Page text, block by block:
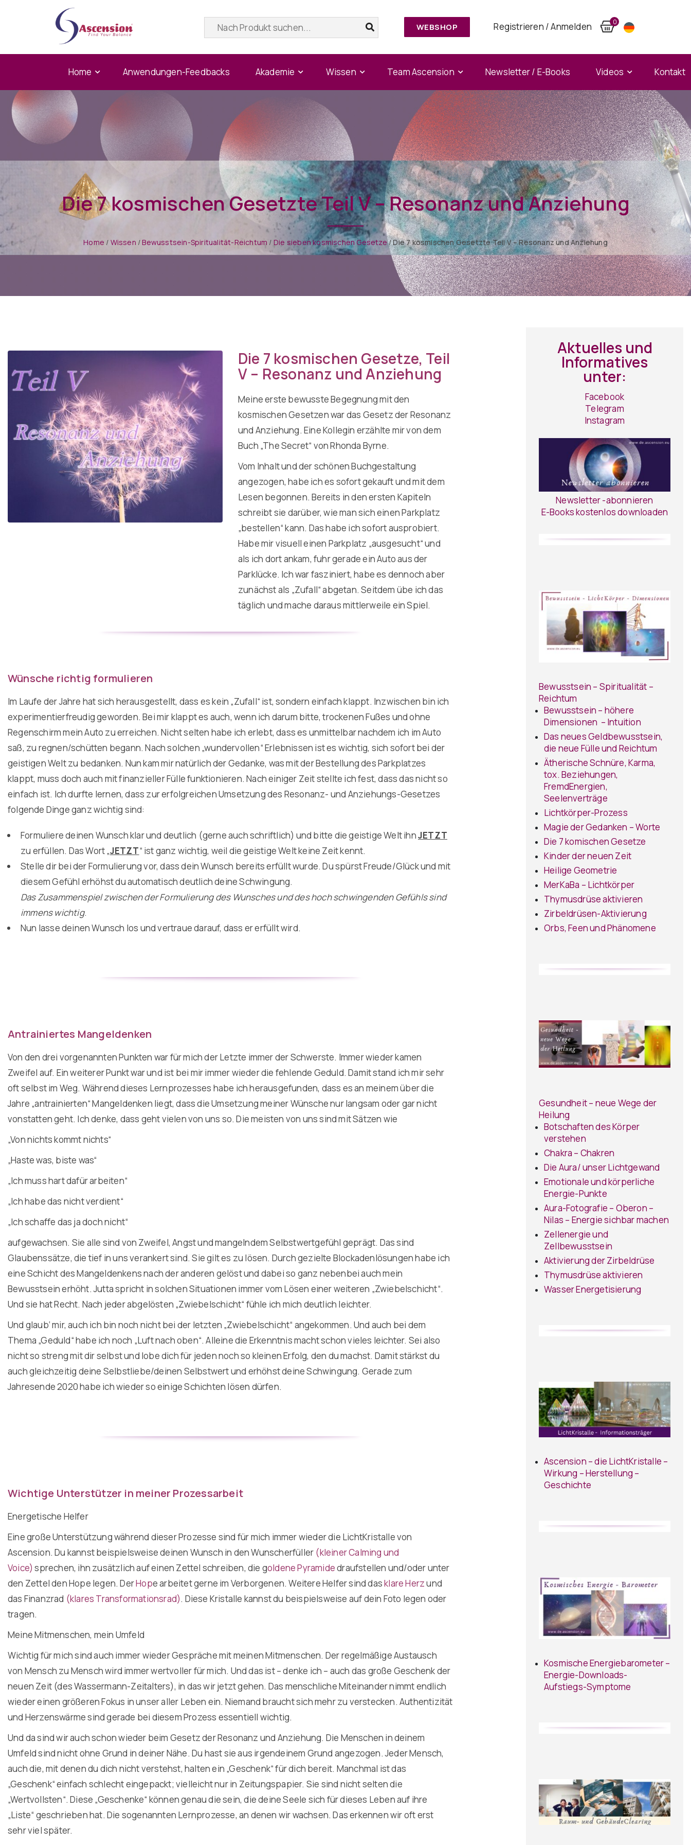
WEBSHOP Registrieren / Anmelden 0
Home Anwendungen-Feedbacks Akademie Wissen Team Ascension Newsletter / E-Books Videos Kontakt
Die 7 kosmischen Gesetzte Teil V – Resonanz und Anziehung
Home / Wissen /Bewusstsein-Spiritualität-Reichtum / Die sieben kosmischen Gesetze/Die 7 kosmischen Gesetzte Teil V – Resonanz und Anziehung
Die 7 kosmischen Gesetze, Teil
V – Resonanz und Anziehung
Meine erste bewusste Begegnung mit den
kosmischen Gesetzen war das Gesetz der Resonanz
und Anziehung. Eine Kollegin erzählte mir von dem
Buch „The Secret“ von Rhonda Byrne.
Vom Inhalt und der schönen Buchgestaltung
angezogen, habe ich es sofort gekauft und mit dem
Lesen begonnen. Bereits in den ersten Kapiteln
schreibt sie darüber, wie man sich einen Parkplatz
„bestellen“ kann. Das habe ich sofort ausprobiert.
Habe mir visuell einen Parkplatz „ausgesucht“ und
als ich dort ankam, fuhr gerade ein Auto aus der
Parklücke. Ich war fasziniert, habe es dennoch aber
zunächst als „Zufall“ abgetan. Seitdem übe ich das
täglich und mache daraus mittlerweile ein Spiel.
Wünsche richtig formulieren
Im Laufe der Jahre hat sich herausgestellt, dass es kein „Zufall“ ist, sondern einfach klappt. Inzwischen bin ich
experimentierfreudig geworden. Bei mir klappt es auch, wenn ich darum bitte, trockenen Fußes und ohne
Regenschirm mein Auto zu erreichen. Nicht selten habe ich erlebt, dass es unmittelbar nachdem ich im Auto
saß, zu regnen/schütten begann. Nach solchen „wundervollen“ Erlebnissen ist es wichtig, sich sofort bei der
geistigen Welt zu bedanken. Nun kam mir natürlich der Gedanke, was mit der Bestellung des Parkplatzes
klappt, muss doch auch mit finanzieller Fülle funktionieren. Nach einiger Zeit stellte ich fest, dass das nicht so
einfach ist. Ich durfte lernen, dass zur erfolgreichen Umsetzung des Resonanz- und Anziehungs-Gesetzes
folgende Dinge ganz wichtig sind:
Formuliere deinen Wunsch klar und deutlich (gerne auch schriftlich) und bitte die geistige Welt ihnJETZT
zu erfüllen. Das Wort „JETZT“ ist ganz wichtig, weil die geistige Welt keine Zeit kennt.
Stelle dir bei der Formulierung vor, dass dein Wunsch bereits erfüllt wurde. Du spürst Freude/Glück und mit
diesem Gefühl erhöhst du automatisch deutlich deine Schwingung.
Das Zusammenspiel zwischen der Formulierung des Wunsches und des hoch schwingenden Gefühls sind
immens wichtig.
Nun lasse deinen Wunsch los und vertraue darauf, dass er erfüllt wird.
Antrainiertes Mangeldenken
Von den drei vorgenannten Punkten war für mich der Letzte immer der Schwerste. Immer wieder kamen
Zweifel auf. Ein weiterer Punkt war und ist bei mir immer wieder die fehlende Geduld. Damit stand ich mir sehr
oft selbst im Weg. Während dieses Lernprozesses habe ich herausgefunden, dass es an meinem über die
Jahre „antrainierten“ Mangeldenken liegt, dass die Umsetzung meiner Wünsche nur langsam oder gar nicht
vonstatten geht. Ich denke, dass geht vielen von uns so. Die meisten von uns sind mit Sätzen wie
„Von nichts kommt nichts“
„Haste was, biste was“
„Ich muss hart dafür arbeiten“
„Ich habe das nicht verdient“
„Ich schaffe das ja doch nicht“
aufgewachsen. Sie alle sind von Zweifel, Angst und mangelndem Selbstwertgefühl geprägt. Das sind
Glaubenssätze, die tief in uns verankert sind. Sie gilt es zu lösen. Durch gezielte Blockadenlösungen habe ich
eine Schicht des Mangeldenkens nach der anderen gelöst und dabei so ganz nebenbei auch mein
Bewusstsein erhöht. Jutta spricht in solchen Situationen immer vom Lösen einer weiteren „Zwiebelschicht“.
Und sie hat Recht. Nach jeder abgelösten „Zwiebelschicht“ fühle ich mich deutlich leichter.
Und glaub‘ mir, auch ich bin noch nicht bei der letzten „Zwiebelschicht“ angekommen. Und auch bei dem
Thema „Geduld“ habe ich noch „Luft nach oben“. Alleine die Erkenntnis macht schon vieles leichter. Sei also
nicht so streng mit dir selbst und lobe dich für jeden noch so kleinen Erfolg, den du machst. Damit stärkst du
auch gleichzeitig deine Selbstliebe/deinen Selbstwert und erhöhst deine Schwingung. Gerade zum
Jahresende 2020 habe ich wieder so einige Schichten lösen dürfen.
Wichtige Unterstützer in meiner Prozessarbeit
Energetische Helfer
Eine große Unterstützung während dieser Prozesse sind für mich immer wieder die LichtKristalle von
Ascension. Du kannst beispielsweise deinen Wunsch in den Wunscherfüller (kleiner Calming und
Voice) sprechen, ihn zusätzlich auf einen Zettel schreiben, die goldene Pyramidedraufstellen und/oder unter
den Zettel den Hope legen.DerHope arbeitet gerne im Verborgenen. Weitere Helfer sind dasklare Herzund
das Finanzrad (klares Transformationsrad). Diese Kristalle kannst du beispielsweise auf dein Foto legen oder
tragen.
Meine Mitmenschen, mein Umfeld
Wichtig für mich sind auch immer wieder Gespräche mit meinen Mitmenschen. Der regelmäßige Austausch
von Mensch zu Mensch wird immer wertvoller für mich. Und das ist – denke ich – auch das große Geschenk der
neuen Zeit (des Wassermann-Zeitalters), in das wir jetzt gehen. Das menschliche Miteinander nimmt endlich
wieder einen größeren Fokus in unser aller Leben ein. Niemand braucht sich mehr zu verstecken. Authentizität
und Herzenswärme sind gerade bei diesem Prozess essentiell wichtig.
Und da sind wir auch schon wieder beim Gesetz der Resonanz und Anziehung. Die Menschen in deinem
Umfeld sind nicht ohne Grund in deiner Nähe. Du hast sie aus irgendeinem Grund angezogen. Jeder Mensch,
auch die, mit denen du dich nicht verstehst, halten ein „Geschenk“ für dich bereit. Manchmal ist das
„Geschenk“ einfach schlecht eingepackt; vielleicht nur in Zeitungspapier. Sie sind nicht selten die
„Wertvollsten“. Diese „Geschenke“ können genau die sein, die deine Seele sich für dieses Leben auf ihre
„Liste“ geschrieben hat. Die sogenannten Lernprozesse, an denen wir wachsen. Das erkennen wir oft erst
sehr viel später.
Aktuelles und
Informatives
unter:
Facebook
Telegram
Instagram
Newsletter -abonnieren
E-Books kostenlos downloaden
Bewusstsein – Spiritualität –
Reichtum
Bewusstsein – höhere
Dimensionen – Intuition
Das neues Geldbewusstsein,
die neue Fülle und Reichtum
Ätherische Schnüre, Karma,
tox. Beziehungen,
FremdEnergien,
Seelenverträge
Lichtkörper-Prozess
Magie der Gedanken – Worte
Die 7 komischen Gesetze
Kinder der neuen Zeit
Heilige Geometrie
MerKaBa – Lichtkörper
Thymusdrüse aktivieren
Zirbeldrüsen-Aktivierung
Orbs, Feen und Phänomene
Gesundheit – neue Wege der
Heilung
Botschaften des Körper
verstehen
Chakra – Chakren
Die Aura/ unser Lichtgewand
Emotionale und körperliche
Energie-Punkte
Aura-Fotografie – Oberon –
Nilas – Energie sichbar machen
Zellenergie und
Zellbewusstsein
Aktivierung der Zirbeldrüse
Thymusdrüse aktivieren
Wasser Energetisierung
Ascension – die LichtKristalle –
Wirkung – Herstellung –
Geschichte
Kosmische Energiebarometer –
Energie-Downloads-
Aufstiegs-Symptome